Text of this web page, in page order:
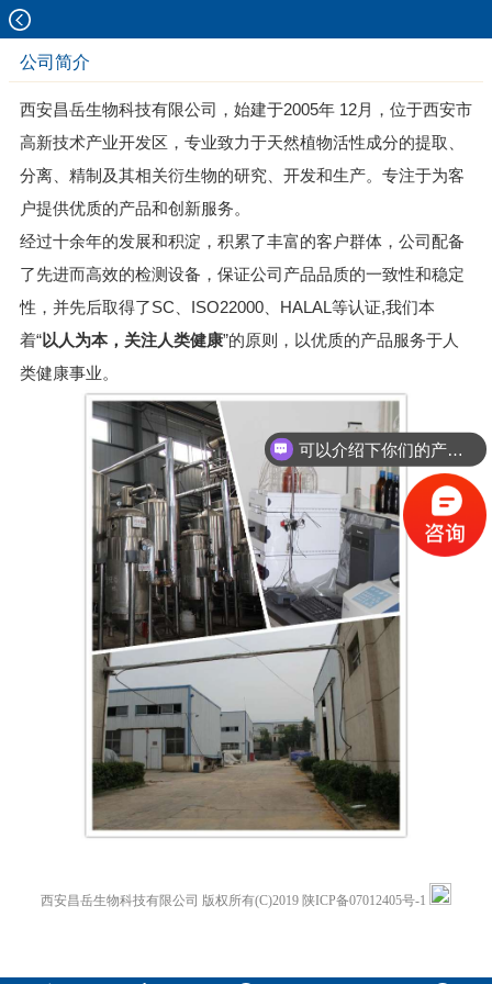
公司简介
西安昌岳生物科技有限公司 ，始建于2005年 12月，位于西安市
高新技术产业开发区，专业致力于天然植物活性成分的提取、
分离、精制及其相关衍生物的研究、开发和生产。专注于为客
户提供优质的产品和创新服务。
经过十余年的发展和积淀，积累了丰富的客户群体，公司配备
了先进而高效的检测设备，保证公司产品品质的一致性和稳定
性，并先后取得了SC、ISO22000、HALAL等认证,我们本
着“以人为本，关注人类健康”的原则，以优质的产品服务于人
类健康事业。
西安昌岳生物科技有限公司 版权所有(C)2019 陕ICP备07012405号-1
可以介绍下你们的产品么？